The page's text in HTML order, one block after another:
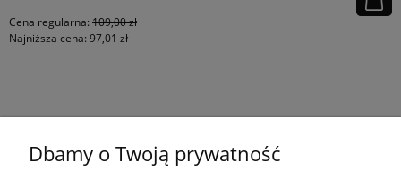
Cena regularna: 109,00 zł
Najniższa cena: 97,01 zł
Dbamy o Twoją prywatność